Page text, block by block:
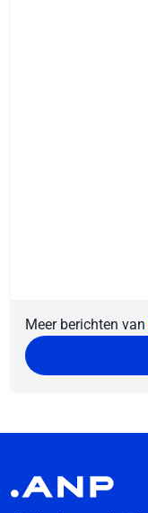
Meer berichten van